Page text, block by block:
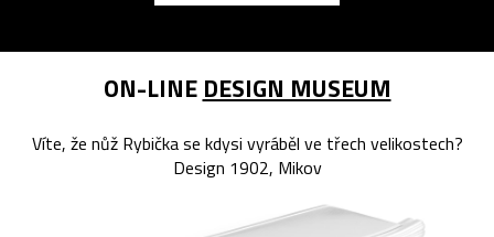
ON-LINE DESIGN MUSEUM
Víte, že nůž Rybička se kdysi vyráběl ve třech velikostech?
Design 1902, Mikov